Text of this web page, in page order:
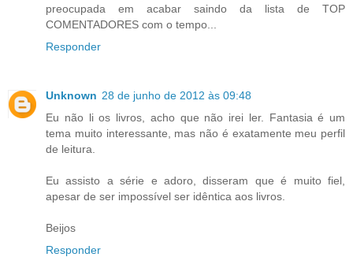
preocupada em acabar saindo da lista de TOP
COMENTADORES com o tempo...
Responder
Unknown 28 de junho de 2012 às 09:48
Eu não li os livros, acho que não irei ler. Fantasia é um
tema muito interessante, mas não é exatamente meu perfil
de leitura.
Eu assisto a série e adoro, disseram que é muito fiel,
apesar de ser impossível ser idêntica aos livros.
Beijos
Responder